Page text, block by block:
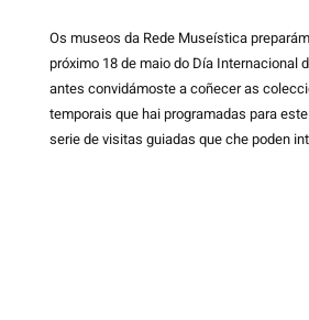
Os museos da Rede Museística
próximo 18 de maio do Día Internacional
antes convidámoste a coñecer as
temporais que hai programadas para
serie de visitas guiadas que che poden